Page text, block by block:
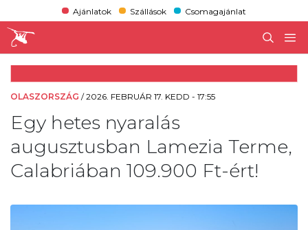
Ajánlatok Szállások Csomagajánlat
OLASZORSZÁG /2026. FEBRUÁR 17. KEDD - 17:55
Egy hetes nyaralás
augusztusban Lamezia Terme,
Calabriában 109.900 Ft-ért!